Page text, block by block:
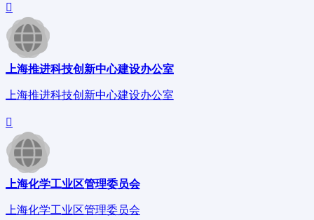
上海推进科技创新中心建设办公室
上海推进科技创新中心建设办公室
上海化学工业区管理委员会
上海化学工业区管理委员会